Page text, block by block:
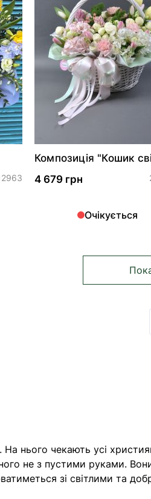
Композиція "Кошик
4 679 грн
Очікується
нього чекають усі
не з пустими руками.
зі світлими та